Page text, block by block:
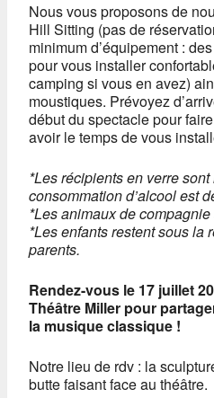
Nous vous proposons de
Hill Sitting (pas de
minimum d’équipement :
pour vous installer
camping si vous en avez)
moustiques. Prévoyez
début du spectacle pour
avoir le temps de vous
*Les récipients en verre
consommation d’alcool est
*Les animaux de
*Les enfants restent sous la
parents.
Rendez-vous le 17 juillet
Théâtre Miller pour
la musique classique !
Notre lieu de rdv : la
butte faisant face au théâtre.